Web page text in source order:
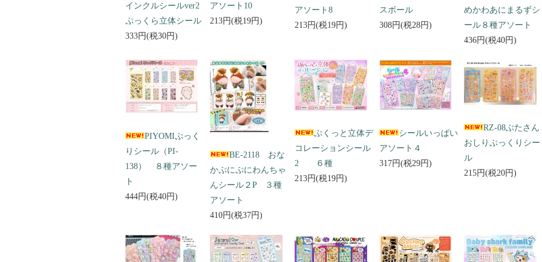
インクルシールver2
ぷっくら立体シール
333円(税30円)
アソート10
213円(税19円)
アソート8
213円(税19円)
スボール
308円(税28円)
めかわあにまるずシ
ール８種アソート
436円(税40円)
PIYOMIぷっく
りシール（PI-
138） ８種アソー
ト
444円(税40円)
BE-2118 おな
かぷにぷにわんちゃ
んシール２P ３種
アソート
410円(税37円)
ぷくっと立体デ
コレーションシール
2 ６種
213円(税19円)
シールいっぱい
アソート４
317円(税29円)
RZ-08ぶたさん
おしりぷっくりシー
ル
215円(税20円)